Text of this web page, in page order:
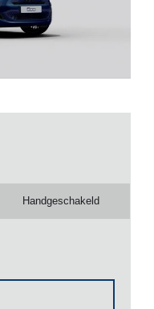
Handgeschakeld